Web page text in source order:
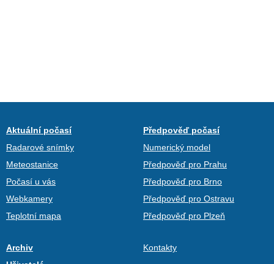
Aktuální počasí
Radarové snímky
Meteostanice
Počasí u vás
Webkamery
Teplotní mapa
Předpověď počasí
Numerický model
Předpověď pro Prahu
Předpověď pro Brno
Předpověď pro Ostravu
Předpověď pro Plzeň
Archiv
Kontakty